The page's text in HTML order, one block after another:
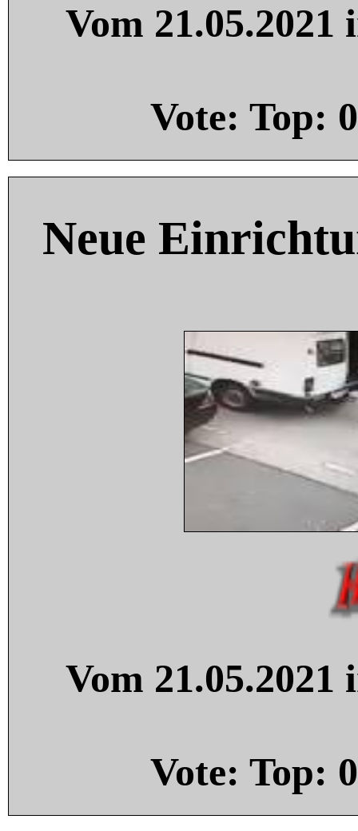
Vom
Vote: Top: 0
Neue
Vom
Vote: Top: 0